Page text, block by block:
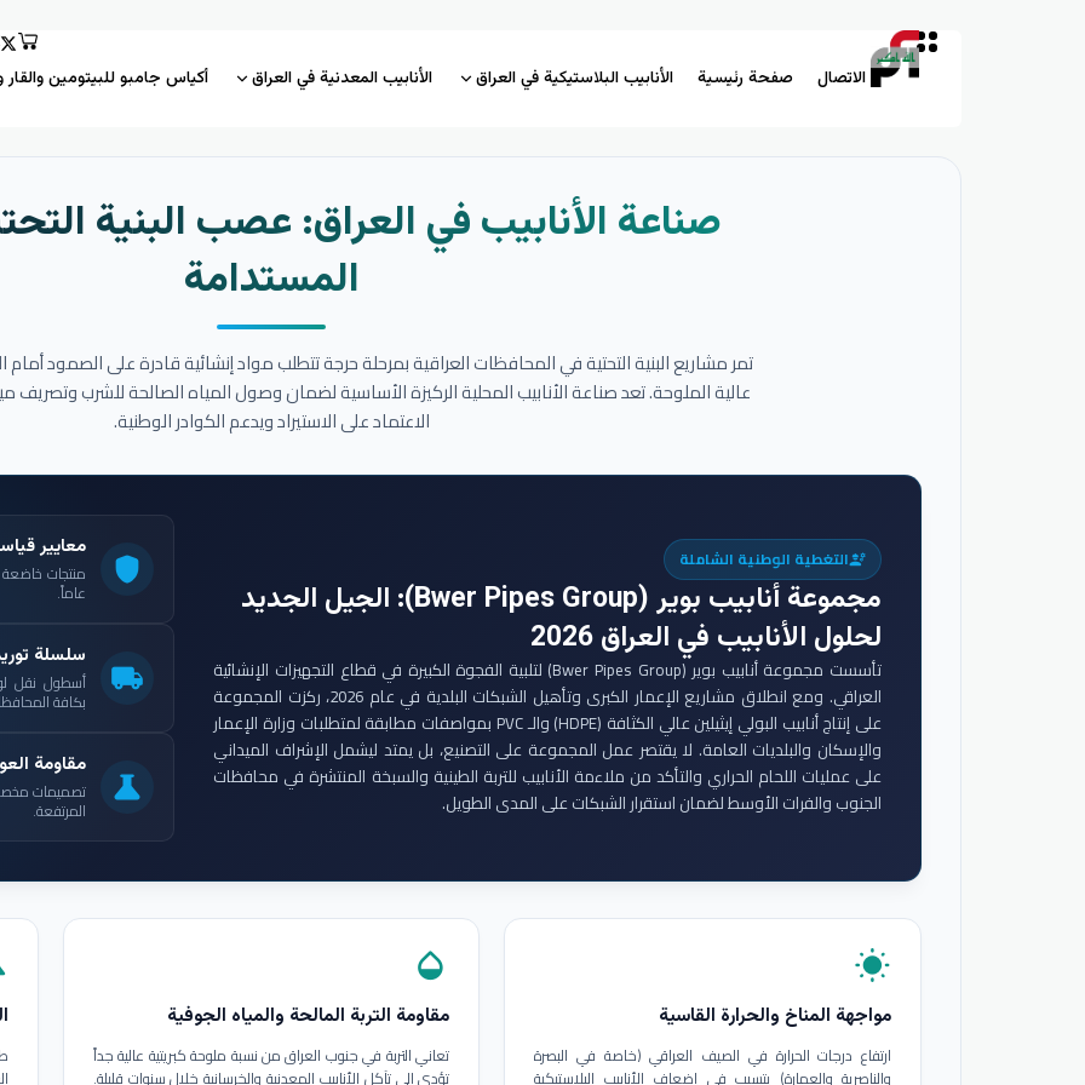
الاتصال صفحة رئيسية الأنابيب البلاستيكية في العراق الأنابيب المعدنية في العراق أكياس جامبو للبيتومين والقار
صناعة الأنابيب في العراق: عصب البنية
المستدامة
تمر مشاريع البنية التحتية في المحافظات العراقية بمرحلة حرجة تتطلب مواد إنشائية قادرة على الصمود أمام
عالية الملوحة. تعد صناعة الأنابيب المحلية الركيزة الأساسية لضمان وصول المياه الصالحة للشرب وتصريف
الاعتماد على الاستيراد ويدعم الكوادر الوطنية.
engineeringالتغطية الوطنية الشاملة
مجموعة أنابيب بوير (Bwer Pipes Group)
: الجيل الجديد
لحلول الأنابيب في العراق 2026
تأسست مجموعة أنابيب بوير (Bwer Pipes Group) لتلبية الفجوة الكبيرة في قطاع التجهيزات الإنشائية
العراقي. ومع انطلاق مشاريع الإعمار الكبرى وتأهيل الشبكات البلدية في عام 2026، ركزت المجموعة
على إنتاج أنابيب البولي إيثيلين عالي الكثافة (HDPE) والـ PVC بمواصفات مطابقة لمتطلبات وزارة الإعمار
والإسكان والبلديات العامة. لا يقتصر عمل المجموعة على التصنيع، بل يمتد ليشمل الإشراف الميداني
على عمليات اللحام الحراري والتأكد من ملاءمة الأنابيب للتربة الطينية والسبخة المنتشرة في محافظات
الجنوب والفرات الأوسط لضمان استقرار الشبكات على المدى الطويل.
shield
معايير
عاماً.
local_shipping
سلسلة
أسطول نقل
بكافة
science
مقاومة
تصميمات
المرتفعة.
wb_sunny
مواجهة المناخ والحرارة القاسية
ارتفاع درجات الحرارة في الصيف العراقي (خاصة في البصرة
والناصرية والعمارة) يتسبب في إضعاف الأنابيب البلاستيكية
opacity
مقاومة التربة المالحة والمياه الجوفية
تعاني التربة في جنوب العراق من نسبة ملوحة كبريتية عالية جداً
تؤدي إلى تآكل الأنابيب المعدنية والخرسانية خلال سنوات قليلة.